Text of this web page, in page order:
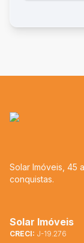
Solar Imóveis, 45
conquistas.
Solar Imóveis
CRECI: J-19.276